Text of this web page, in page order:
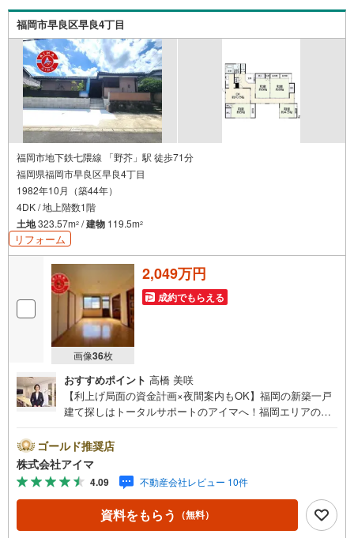
大歓迎。お客様のペースを最優先し、無理な営業は一切行
いません。お客様のライフスタイルに合わせた快適な住ま
い探しをお手伝いいたします。まずはお気軽にお問い合わ
せくださいませ。
福岡市早良区早良4丁目
福岡市地下鉄七隈線 「野芥」駅 徒歩71分
福岡県福岡市早良区早良4丁目
1982年10月（築44年）
4DK / 地上階数1階
土地323.57m2 /建物 119.5m2
リフォーム
画像36枚
2,049万円
成約でもらえる
おすすめポイント 高橋 美咲
【利上げ局面の資金計画×夜間案内もOK】福岡の新築一戸
建て探しはトータルサポートのアイマへ！福岡エリアの最
画」から「物件選び」まで全力でバックアップいたしま
す。＼株式会社アイマが選ばれる2大サポート/【プロ目線
のローンの提案力】大手ネット銀行をはじめ多数の金融機
関と提携。お借入期間「最長50年」のプランや今注目の低
金利プランなど、購入後の生活にゆとりを持たせるための
最適な資金計画をご提案します。【フットワーク軽い安心
ゴールド推奨店
株式会社アイマ
4.09 不動産会社レビュー 10件
資料をもらう （無料）